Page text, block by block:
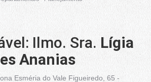
Ilmo. Sra. Lígia
Ananias
Esméria do Vale Figueiredo, 65 -